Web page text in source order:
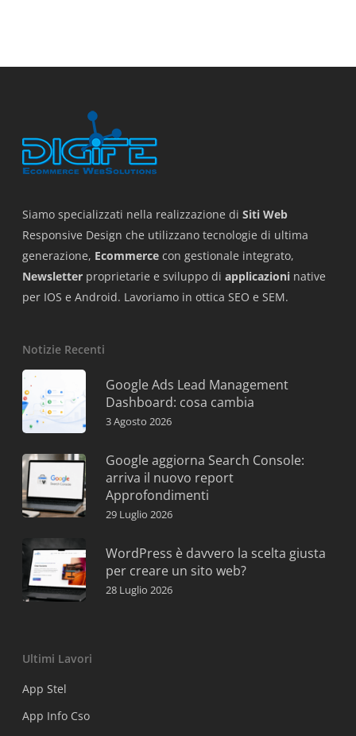
Siamo specializzati nella realizzazione di Siti Web
Responsive Design che utilizzano tecnologie di ultima
generazione, Ecommerce con gestionale integrato,
Newsletter proprietarie e sviluppo di applicazioni native
per IOS e Android. Lavoriamo in ottica SEO e SEM.
Notizie Recenti
Google Ads Lead Management
Dashboard: cosa cambia
3 Agosto 2026
Google aggiorna Search Console:
arriva il nuovo report
Approfondimenti
29 Luglio 2026
WordPress è davvero la scelta giusta
per creare un sito web?
28 Luglio 2026
Ultimi Lavori
App Stel
App Info Cso